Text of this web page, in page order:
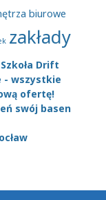
biurowe
zakłady
Drift
- wszystkie
ofertę!
swój basen